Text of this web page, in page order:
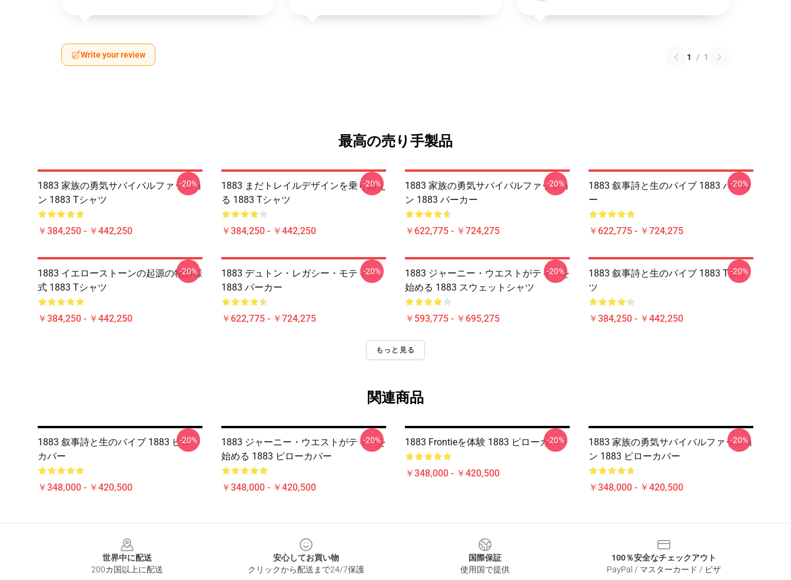
Write your review 1 / 1
最高の売り手製品
1883 家族の勇気サバイバルファッショ
ン 1883 Tシャツ
￥384,250 - ￥442,250
-20%
1883 まだトレイルデザインを乗り越え
る 1883 Tシャツ
￥384,250 - ￥442,250
-20%
1883 家族の勇気サバイバルファッショ
ン 1883 パーカー
￥622,775 - ￥724,275
-20%
1883 叙事詩と生のバイブ 1883 パーカ
ー
￥622,775 - ￥724,275
-20%
1883 イエローストーンの起源の物語様
式 1883 Tシャツ
￥384,250 - ￥442,250
-20%
1883 デュトン・レガシー・モティフ
1883 パーカー
￥622,775 - ￥724,275
-20%
1883 ジャーニー・ウエストがティーを
始める 1883 スウェットシャツ
￥593,775 - ￥695,275
-20%
1883 叙事詩と生のバイブ 1883 Tシャ
ツ
￥384,250 - ￥442,250
-20%
もっと見る
関連商品
1883 叙事詩と生のバイブ 1883 ピロー
カバー
￥348,000 - ￥420,500
-20%
1883 ジャーニー・ウエストがティーを
始める 1883 ピローカバー
￥348,000 - ￥420,500
-20% 1883 Frontieを体験 1883 ピローカバー
￥348,000 - ￥420,500
-20%
1883 家族の勇気サバイバルファッショ
ン 1883 ピローカバー
￥348,000 - ￥420,500
-20%
世界中に配送
200カ国以上に配送
安心してお買い物
クリックから配送まで24/7保護
国際保証
使用国で提供
100％安全なチェックアウト
PayPal / マスターカード / ビザ